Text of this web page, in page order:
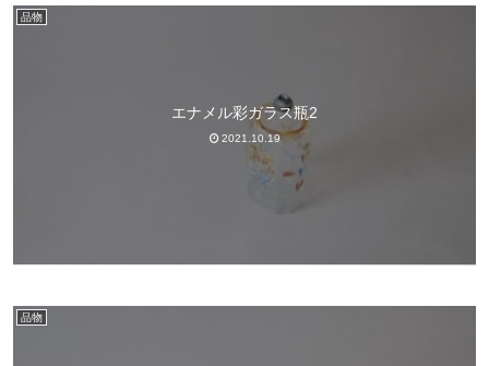
品物
エナメル彩ガラス瓶2
2021.10.19
品物